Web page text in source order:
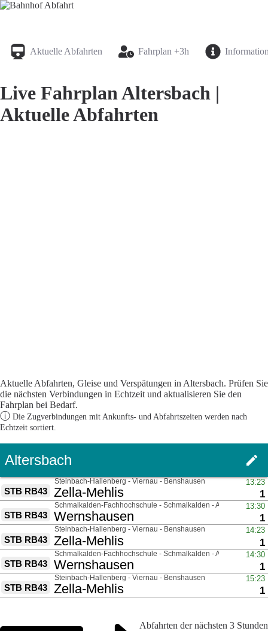
Aktuelle Abfahrten Fahrplan +3h
Live Fahrplan Altersbach |
Aktuelle Abfahrten
Aktuelle Abfahrten, Gleise und Verspätungen in Altersbach. Prüfen Sie
die nächsten Verbindungen in Echtzeit und aktualisieren Sie den
Fahrplan bei Bedarf.
ⓘ Die Zugverbindungen mit Ankunfts- und Abfahrtszeiten werden nach
Echtzeit sortiert.
Abfahrten der nächsten 3 Stunden